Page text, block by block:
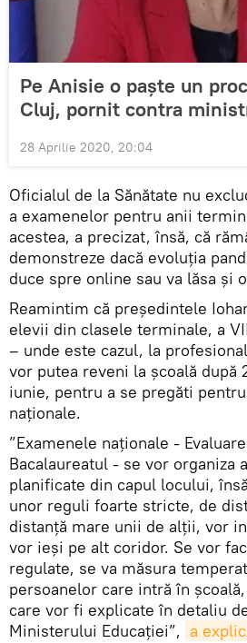
Pe Anisie o paște un
Cluj, pornit contra
28 Aprilie 2020, 20:04
Oficialul de la Sănătate nu
a examenelor pentru anii
acestea, a precizat, însă, că
demonstreze dacă evoluția
duce spre online sau va lăsa și
Reamintim că președintele
elevii din clasele terminale, a
– unde este cazul, la
vor putea reveni la școală după
iunie, pentru a se pregăti
naționale.
”Examenele naționale -
Bacalaureatul - se vor organiza
planificate din capul locului,
unor reguli foarte stricte, de
distanță mare unii de alții, vor
vor ieși pe alt coridor. Se vor
regulate, se va măsura
persoanelor care intră în
care vor fi explicate în detaliu
Ministerului Educației”, a